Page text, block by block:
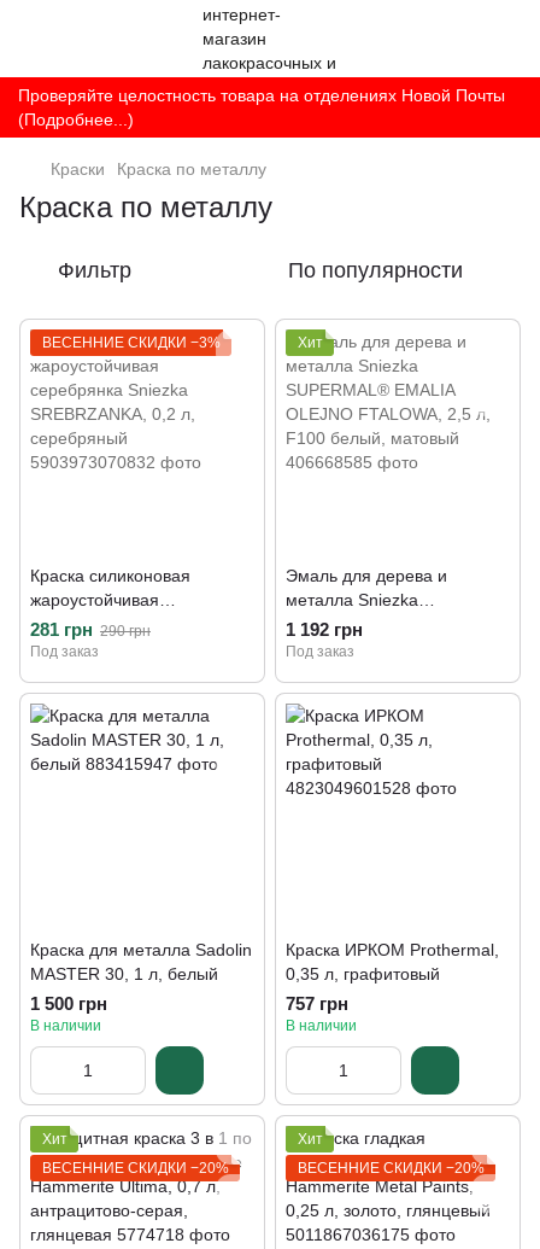
Проверяйте целостность товара на отделениях Новой Почты
(Подробнее...)
Краски Краска по металлу
Краска по металлу
Фильтр По популярности
ВЕСЕННИЕ СКИДКИ −3%
Краска силиконовая
жароустойчивая
серебрянка Sniezka
SREBRZANKA, 0,2 л,
281 грн 290 грн
Под заказ
Хит
Эмаль для дерева и
металла Sniezka
SUPERMAL® EMALIA
OLEJNO FTALOWA, 2,5 л,
1 192 грн
Под заказ
Краска для металла Sadolin
MASTER 30, 1 л, белый
1 500 грн
В наличии
Краска ИРКОМ Prothermal,
0,35 л, графитовый
757 грн
В наличии
Хит
ВЕСЕННИЕ СКИДКИ −20%
Хит
ВЕСЕННИЕ СКИДКИ −20%